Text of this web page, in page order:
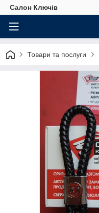
Салон Ключів
Товари та послуги